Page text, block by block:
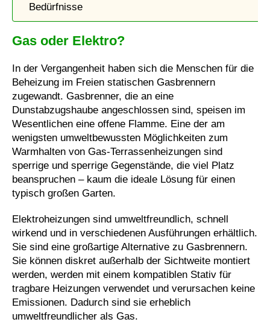
Bedürfnisse
Gas oder Elektro?
In der Vergangenheit haben sich die Menschen für die
Beheizung im Freien statischen Gasbrennern
zugewandt. Gasbrenner, die an eine
Dunstabzugshaube angeschlossen sind, speisen im
Wesentlichen eine offene Flamme. Eine der am
wenigsten umweltbewussten Möglichkeiten zum
Warmhalten von Gas-Terrassenheizungen sind
sperrige und sperrige Gegenstände, die viel Platz
beanspruchen – kaum die ideale Lösung für einen
typisch großen Garten.
Elektroheizungen sind umweltfreundlich, schnell
wirkend und in verschiedenen Ausführungen erhältlich.
Sie sind eine großartige Alternative zu Gasbrennern.
Sie können diskret außerhalb der Sichtweite montiert
werden, werden mit einem kompatiblen Stativ für
tragbare Heizungen verwendet und verursachen keine
Emissionen. Dadurch sind sie erheblich
umweltfreundlicher als Gas.